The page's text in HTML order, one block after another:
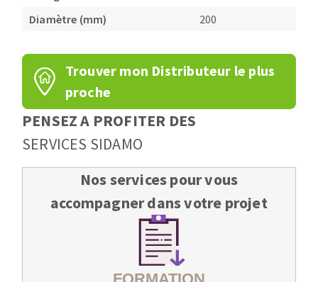
Diamètre (mm)
200
Trouver mon Distributeur le plus
proche
PENSEZ A PROFITER DES
SERVICES SIDAMO
Nos services pour vous
accompagner dans votre projet